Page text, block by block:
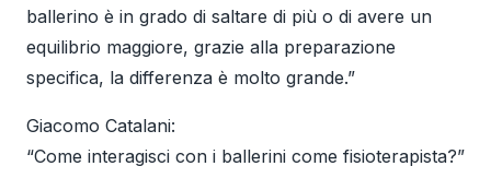
ballerino è in grado di saltare di più o di avere un
equilibrio maggiore, grazie alla preparazione
specifica, la differenza è molto grande.”
Giacomo Catalani:
“Come interagisci con i ballerini come fisioterapista?”